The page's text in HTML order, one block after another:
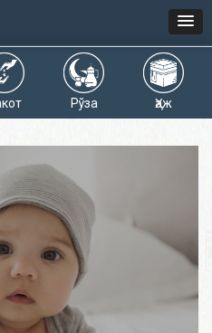
Рўза Ҳаж